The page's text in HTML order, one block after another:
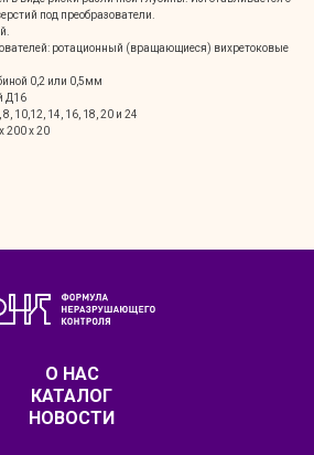
под преобразователи.
ротационный (вращающиеся) вихретоковые
0,2 или 0,5мм
Д16
10,12, 14, 16, 18, 20 и 24
200 х 20
О НАС
КАТАЛОГ
НОВОСТИ